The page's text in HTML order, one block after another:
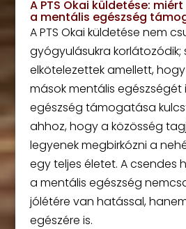
A PTS Okai küldetése:
a mentális egészség
A PTS Okai küldetése nem
gyógyulásukra korlátozódik;
elkötelezettek amellett,
mások mentális egészségét
egészség támogatása
ahhoz, hogy a közösség
legyenek megbirkózni a
egy teljes életet. A csendes
a mentális egészség
jólétére van hatással,
egészére is.